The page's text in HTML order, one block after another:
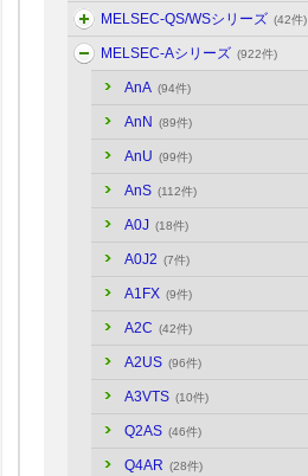
MELSEC-QS/WSシリーズ (42件)
MELSEC-Aシリーズ (922件)
AnA (94件)
AnN (89件)
AnU (99件)
AnS (112件)
A0J (18件)
A0J2 (7件)
A1FX (9件)
A2C (42件)
A2US (96件)
A3VTS (10件)
Q2AS (46件)
Q4AR (28件)